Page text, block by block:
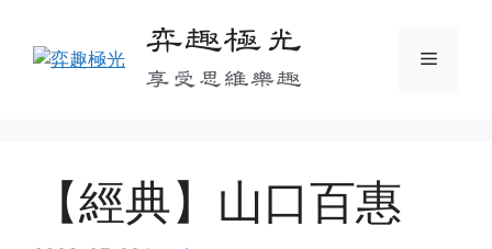
content
弈趣極光
享受思維樂趣
Menu
【經典】山口百惠